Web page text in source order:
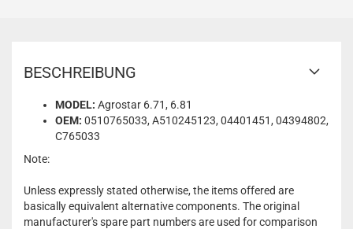
BESCHREIBUNG
MODEL: Agrostar 6.71, 6.81
OEM: 0510765033, A510245123, 04401451, 04394802,
C765033
Note:
Unless expressly stated otherwise, the items offered are
basically equivalent alternative components. The original
manufacturer's spare part numbers are used for comparison